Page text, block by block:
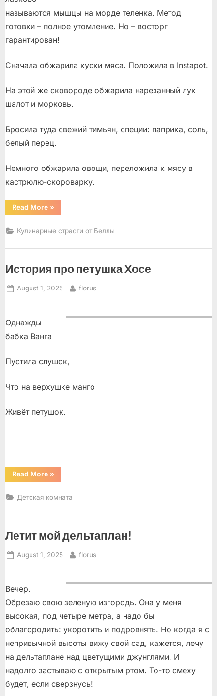
называются мышцы на морде теленка. Метод
готовки – полное утомление. Но – восторг
гарантирован!
Сначала обжарила куски мяса. Положила в Instapot.
На этой же сковороде обжарила нарезанный лук
шалот и морковь.
Бросила туда свежий тимьян, специи: паприка, соль,
белый перец.
Немного обжарила овощи, переложила к мясу в
кастрюлю-скороварку.
Read More“Телячьи
щечки!”
»
Кулинарные страсти от Беллы
История про петушка Хосе
Posted
August 1, 2025 By
florus
Однажды
бабка Ванга
Пустила слушок,
Что на верхушке манго
Живёт петушок.
Read More“История
про
»
Детская комната
Летит мой дельтаплан!
Posted
August 1, 2025 By
florus
Вечер.
Обрезаю свою зеленую изгородь. Она у меня
высокая, под четыре метра, а надо бы
облагородить: укоротить и подровнять. Но когда я с
непривычной высоты вижу свой сад, кажется, лечу
на дельтаплане над цветущими джунглями. И
надолго застываю с открытым ртом. То-то смеху
будет, если сверзнусь!